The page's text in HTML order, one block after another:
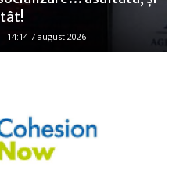
- 14:14 7 august 2026